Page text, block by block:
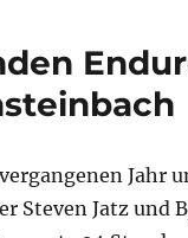
Jahr
Steven Jatz und